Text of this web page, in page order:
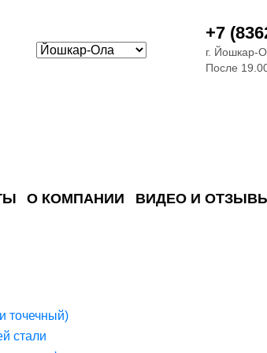
+7
г. Йошкар-
После
О КОМПАНИИ ВИДЕО И
точечный)
стали